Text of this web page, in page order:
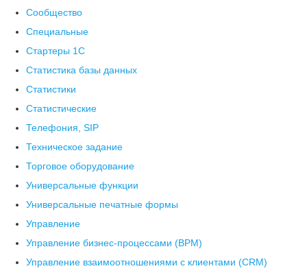
Сообщество
Специальные
Стартеры 1С
Статистика базы данных
Статистики
Статистические
Телефония, SIP
Техническое задание
Торговое оборудование
Универсальные функции
Универсальные печатные формы
Управление
Управление бизнес-процессами (BPM)
Управление взаимоотношениями с клиентами (СRM)